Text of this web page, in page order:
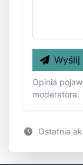
Wyślij
Opinia
moderatora.
Ostatnia